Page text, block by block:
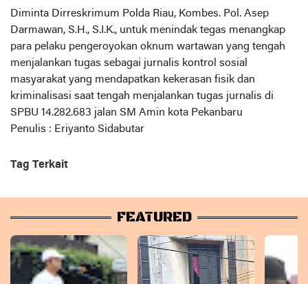
Diminta Dirreskrimum Polda Riau, Kombes. Pol. Asep
Darmawan, S.H., S.I.K., untuk menindak tegas menangkap
para pelaku pengeroyokan oknum wartawan yang tengah
menjalankan tugas sebagai jurnalis kontrol sosial
masyarakat yang mendapatkan kekerasan fisik dan
kriminalisasi saat tengah menjalankan tugas jurnalis di
SPBU 14.282.683 jalan SM Amin kota Pekanbaru
Penulis : Eriyanto Sidabutar
Tag Terkait
FEATURED